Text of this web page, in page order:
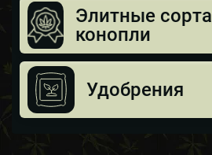
Элитные сорта
конопли
Удобрения